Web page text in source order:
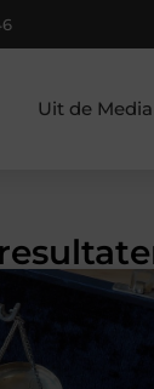
Uit de Media